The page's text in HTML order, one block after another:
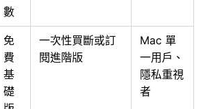
數
免
費
基
礎
一次性買斷或訂
閱進階版
Mac 單
一用戶、
隱私重視
者